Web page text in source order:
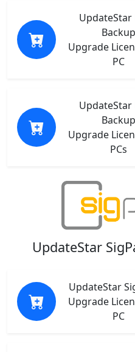
UpdateStar
Backup
Upgrade
PC
UpdateStar
Backup
Upgrade
PCs
UpdateStar
UpdateStar
Upgrade
PC